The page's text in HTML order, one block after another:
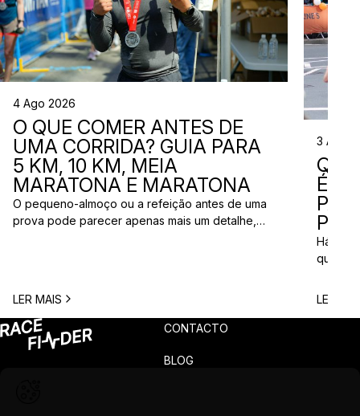
4 Ago 2026
O QUE COMER ANTES DE
UMA CORRIDA? GUIA PARA
5 KM, 10 KM, MEIA
MARATONA E MARATONA
O pequeno-almoço ou a refeição antes de uma
prova pode parecer apenas mais um detalhe,
corredores: o que comer antes de uma corrida?
A […]
LER MAIS
3 Ago
ÉS?
Há
quem
para
LER
CONTACTO
BLOG